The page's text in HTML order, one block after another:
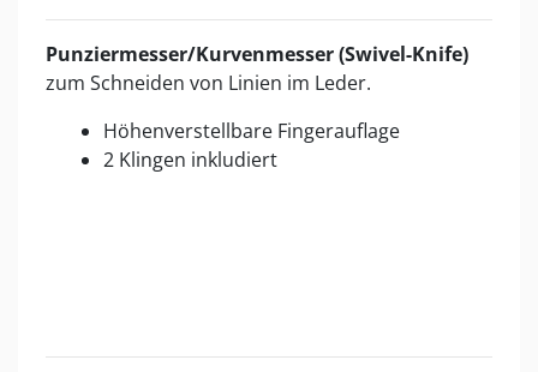
Punziermesser/Kurvenmesser (Swivel-Knife)
zum Schneiden von Linien im Leder.
Höhenverstellbare Fingerauflage
2 Klingen inkludiert